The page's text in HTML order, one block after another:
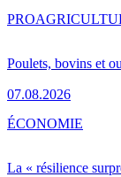
Poulets, bovins et
07.08.2026
PRO
La « résilience
ÉCONOMIE